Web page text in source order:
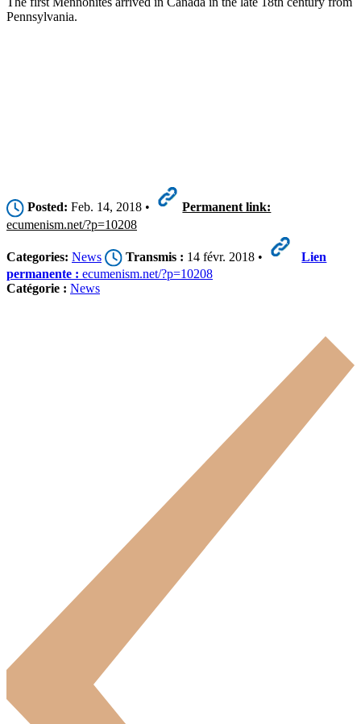
Pennsylvania.
Posted: Feb. 14, 2018 •
Permanent link:
ecumenism.net/?p=10208
Categories: News Transmis : 14 févr. 2018 •
Lien
permanente : ecumenism.net/?p=10208
Catégorie : News